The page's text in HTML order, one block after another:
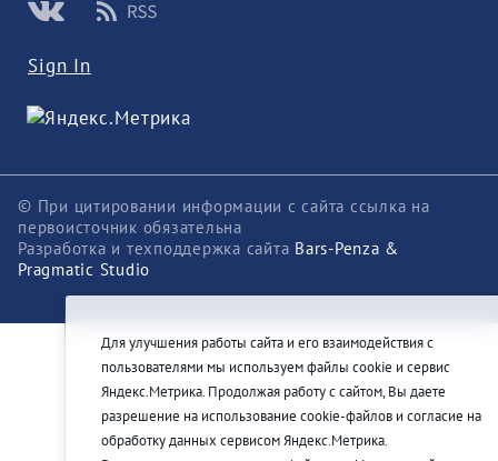
Sign In
© При цитировании информации с сайта ссылка на
первоисточник обязательна
Разработка и техподдержка сайта Bars-Penza &
Pragmatic Studio
Для улучшения работы сайта и его взаимодействия с
пользователями мы используем файлы cookie и сервис
Яндекс.Метрика. Продолжая работу с сайтом, Вы даете
разрешение на использование cookie-файлов и согласие на
обработку данных сервисом Яндекс.Метрика.